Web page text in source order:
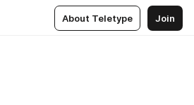
About Teletype Join